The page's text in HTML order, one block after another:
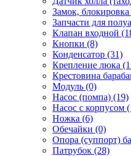
Замок,
Запчасти для
Клапан входной
Кнопки (8)
Конденсатор (31)
Крепление люка
Крестовина
Модуль (0)
Насос (помпа) (19)
Насос c корпусом
Ножка (6)
Обечайки (0)
Опора (суппорт)
Патрубок (28)